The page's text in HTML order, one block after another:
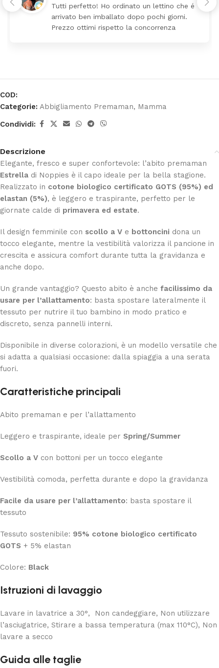
Tutti perfetto! Ho ordinato un lettino che é
arrivato ben imballato dopo pochi giorni.
Prezzo ottimi rispetto la concorrenza
COD:
Categorie: Abbigliamento Premaman, Mamma
Condividi:
Descrizione
Elegante, fresco e super confortevole: l’abito premaman
Estrella di Noppies è il capo ideale per la bella stagione.
Realizzato in cotone biologico certificato GOTS (95%) ed
elastan (5%), è leggero e traspirante, perfetto per le
giornate calde di primavera ed estate.
Il design femminile con scollo a V e bottoncini dona un
tocco elegante, mentre la vestibilità valorizza il pancione in
crescita e assicura comfort durante tutta la gravidanza e
anche dopo.
Un grande vantaggio? Questo abito è anche facilissimo da
usare per l’allattamento: basta spostare lateralmente il
tessuto per nutrire il tuo bambino in modo pratico e
discreto, senza pannelli interni.
Disponibile in diverse colorazioni, è un modello versatile che
si adatta a qualsiasi occasione: dalla spiaggia a una serata
fuori.
Caratteristiche principali
Abito premaman e per l’allattamento
Leggero e traspirante, ideale per Spring/Summer
Scollo a V con bottoni per un tocco elegante
Vestibilità comoda, perfetta durante e dopo la gravidanza
Facile da usare per l’allattamento: basta spostare il
tessuto
Tessuto sostenibile: 95% cotone biologico certificato
GOTS + 5% elastan
Colore: Black
Istruzioni di lavaggio
Lavare in lavatrice a 30°, Non candeggiare, Non utilizzare
l’asciugatrice, Stirare a bassa temperatura (max 110°C), Non
lavare a secco
Guida alle taglie